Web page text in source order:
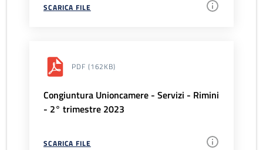
SCARICA FILE
PDF (162KB)
Congiuntura Unioncamere - Servizi - Rimini
- 2° trimestre 2023
SCARICA FILE